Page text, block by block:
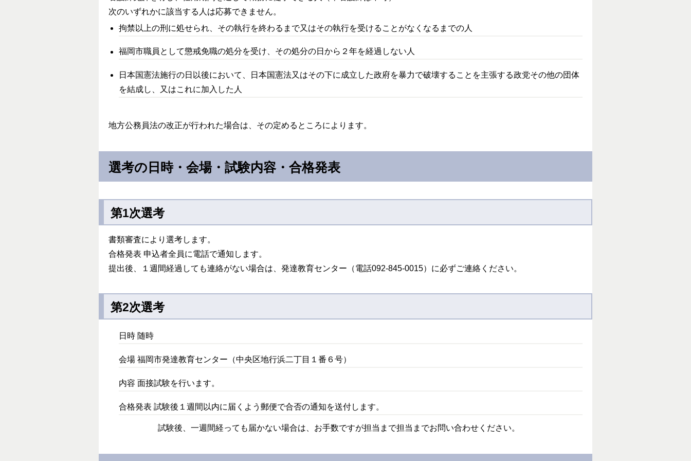
次のいずれかに該当する人は応募できません。
拘禁以上の刑に処せられ、その執行を終わるまで又はその執行を受けることがなくなるまでの人
福岡市職員として懲戒免職の処分を受け、その処分の日から２年を経過しない人
日本国憲法施行の日以後において、日本国憲法又はその下に成立した政府を暴力で破壊することを主張する政党その他の団体
を結成し、又はこれに加入した人
地方公務員法の改正が行われた場合は、その定めるところによります。
選考の日時・会場・試験内容・合格発表
第1次選考
書類審査により選考します。
合格発表 申込者全員に電話で通知します。
提出後、１週間経過しても連絡がない場合は、発達教育センター（電話092-845-0015）に必ずご連絡ください。
第2次選考
日時 随時
会場 福岡市発達教育センター（中央区地行浜二丁目１番６号）
内容 面接試験を行います。
合格発表 試験後１週間以内に届くよう郵便で合否の通知を送付します。
試験後、一週間経っても届かない場合は、お手数ですが担当まで担当までお問い合わせください。